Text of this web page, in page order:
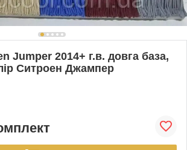
Jumper 2014+ г.в. довга база,
Ситроен Джампер